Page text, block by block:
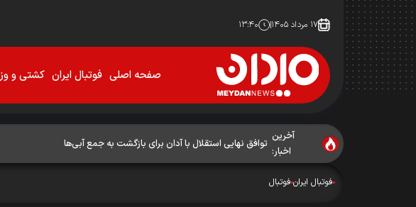
۱۷ مرداد ۱۴۰۵ ۱۳:۴۰
صفحه اصلی فوتبال ایران کشتی و
آخرین
اخبار:
توافق نهایی استقلال با آدان برای بازگشت به جمع آبی‌ها
فوتبال ایران فوتبال